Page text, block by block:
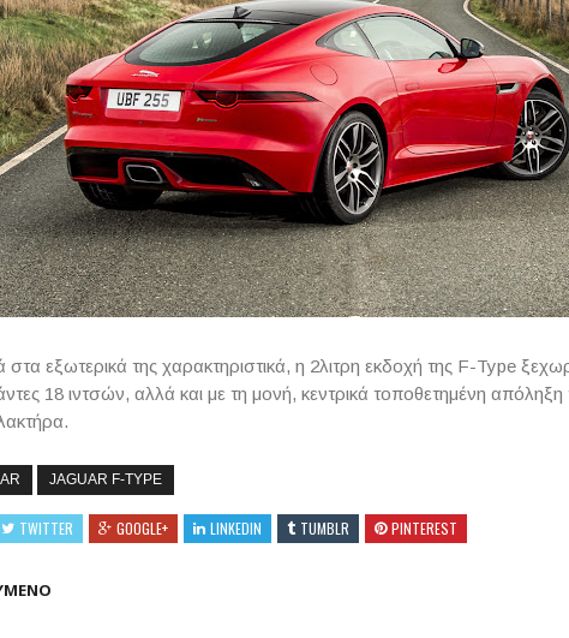
εξωτερικά της χαρακτηριστικά, η 2λιτρη εκδοχή της F-Type
18 ιντσών, αλλά και με τη μονή, κεντρικά τοποθετημένη απόληξη
JAGUAR F-TYPE
TWITTER GOOGLE+ LINKEDIN TUMBLR PINTEREST